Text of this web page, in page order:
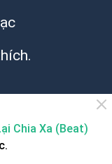
Chia Xa (Beat)